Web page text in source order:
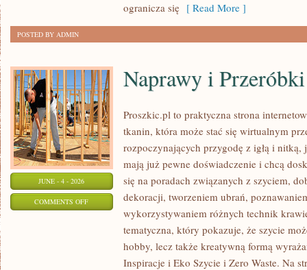
ogranicza się [ Read More ]
POSTED BY ADMIN
JUNE - 4 - 2026
COMMENTS OFFON
PRZERÓBKI
Naprawy i Przeróbki
Proszkic.pl to praktyczna strona
tkanin, która może stać się wirtualnym
rozpoczynających przygodę z igłą i
mają już pewne doświadczenie i chcą
się na poradach związanych z szyciem,
dekoracji, tworzeniem ubrań,
wykorzystywaniem różnych technik
tematyczna, który pokazuje, że szycie
hobby, lecz także kreatywną formą
Inspiracje i Eko Szycie i Zero Waste. Na